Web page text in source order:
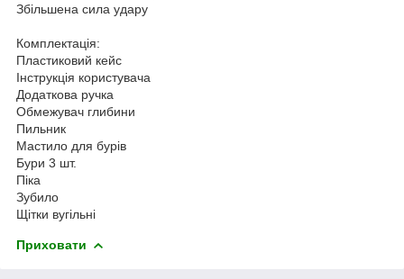
Збільшена сила удару
Комплектація:
Пластиковий кейс
Інструкція користувача
Додаткова ручка
Обмежувач глибини
Пильник
Мастило для бурів
Бури 3 шт.
Піка
Зубило
Щітки вугільні
Приховати